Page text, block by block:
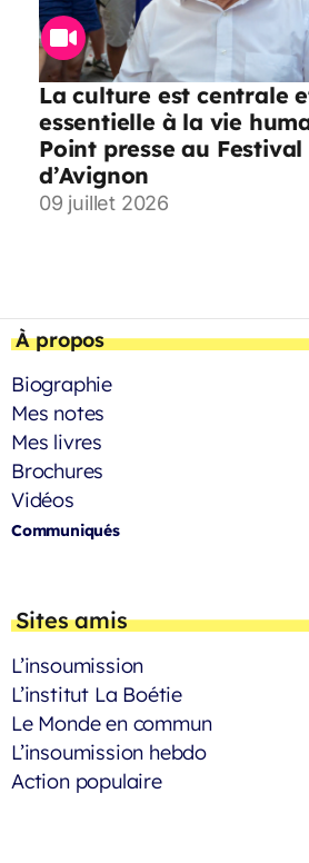
La culture est centrale
essentielle à la vie
Point presse au Festival
d’Avignon
09 juillet 2026
À propos
Biographie
Mes notes
Mes livres
Brochures
Vidéos
Communiqués
Sites amis
L’insoumission
L’institut La Boétie
Le Monde en commun
L’insoumission hebdo
Action populaire